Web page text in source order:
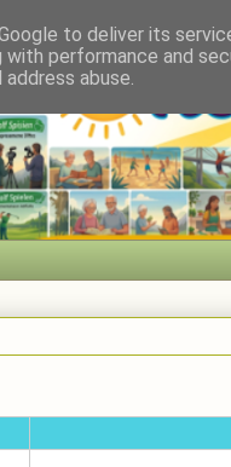
to deliver its
with performance and
abuse.